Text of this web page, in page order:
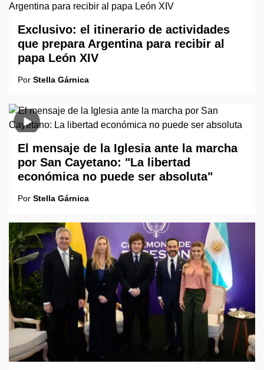
Exclusivo: el itinerario de actividades
que prepara Argentina para recibir al
papa León XIV
Por Stella Gárnica
El mensaje de la Iglesia ante la marcha
por San Cayetano: "La libertad
económica no puede ser absoluta"
Por Stella Gárnica